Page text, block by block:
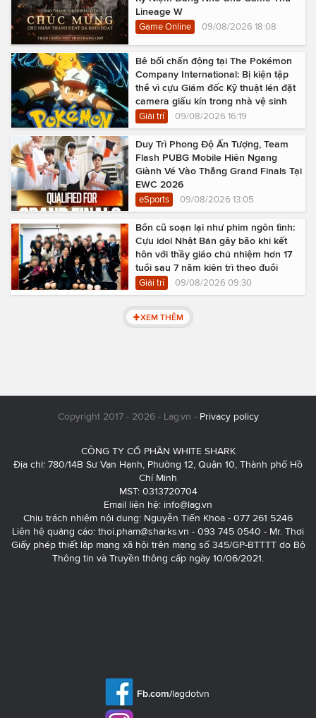
Lineage W
Game Online 09/08/2026 18:08
Bê bối chấn động tại The Pokémon
Company International: Bị kiện tập
thể vì cựu Giám đốc Kỹ thuật lén đặt
camera giấu kín trong nhà vệ sinh
Giải trí 09/08/2026 16:19
Duy Trì Phong Độ Ấn Tượng, Team
Flash PUBG Mobile Hiên Ngang
Giành Vé Vào Thẳng Grand Finals Tại
EWC 2026
eSports 09/08/2026 13:05
Bổn cũ soạn lại như phim ngôn tình:
Cựu idol Nhật Bản gây bão khi kết
hôn với thầy giáo chủ nhiệm hơn 17
tuổi sau 7 năm kiên trì theo đuổi
Giải trí 09/08/2026 09:30
XEM THÊM
Copyright 2017 - 2026 - Lag.vn - Privacy policy
CÔNG TY CỔ PHẦN WHITE SHARK
Địa chỉ: 780/14B Sư Vạn Hạnh, Phường 12, Quận 10, Thành phố Hồ
Chí Minh
MST: 0313720704
Email liên hệ: info@lag.vn
Chịu trách nhiệm nội dung: Nguyễn Tiến Khoa - 077 261 5246
Liên hệ quảng cáo: thoi.pham@sharks.vn - 093 745 0540 - Mr. Thơi
Giấy phép thiết lập mạng xã hội trên mạng số 345/GP-BTTTT do Bộ
Thông tin và Truyền thông cấp ngày 10/06/2021.
Fb.com/lagdotvn